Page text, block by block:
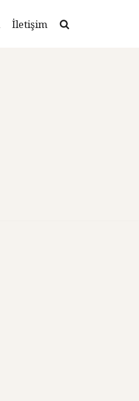
İletişim